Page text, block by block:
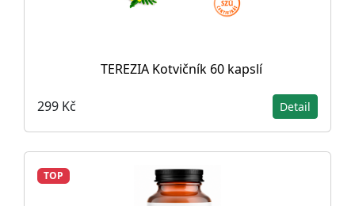
TEREZIA Kotvičník 60 kapslí
299 Kč Detail
TOP